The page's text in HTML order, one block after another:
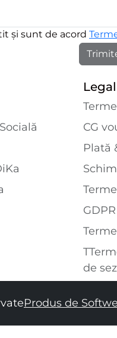
și sunt de acord
Legal
CG
Plată
GDPR
de
Produs de